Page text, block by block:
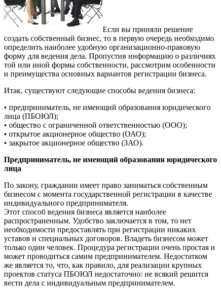
Если вы приняли решение
создать собственный бизнес, то в первую очередь необходимо
определить наиболее удобную организационно-правовую
форму для ведения дела. Пропустив информацию о различиях
той или иной формы собственности, рассмотрим особенности
и преимущества основных вариантов регистрации бизнеса.
Итак, существуют следующие способы ведения бизнеса:
• предприниматель, не имеющий образования юридического
лица (ПБОЮЛ);
• общество с ограниченной ответственностью (ООО);
• открытое акционерное общество (ОАО);
• закрытое акционерное общество (ЗАО).
Предприниматель, не имеющий образования юридического
лица
По закону, гражданин имеет право заниматься собственным
бизнесом с момента государственной регистрации в качестве
индивидуального предпринимателя.
Этот способ ведения бизнеса является наиболее
распространенным. Удобство заключается в том, то нет
необходимости предоставлять при регистрации никаких
уставов и специальных договоров. Владеть бизнесом может
только один человек. Процедура регистрации очень простая и
может проводиться самим предпринимателем. Недостатком
же является то, что, как правило, для реализации крупных
проектов статуса ПБОЮЛ недостаточно: не всякий решится
вести дела с индивидуальным предпринимателем.